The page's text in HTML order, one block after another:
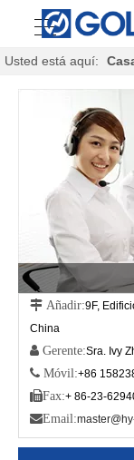
Usted está aquí:
 Añadir:9F,
China
 Gerente:Sra. Ivy
 Móvil:+86
Fax:+ 86-23-
Email: